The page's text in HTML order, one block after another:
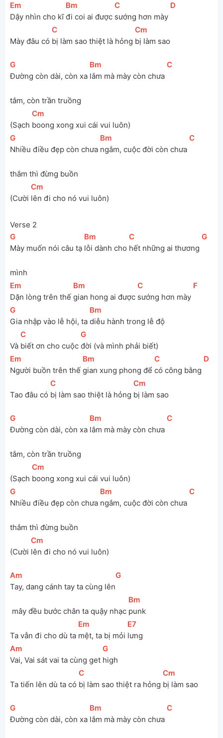
[Em
Dậy nhìn cho kĩ
[Bm
đi coi ai được
[
C
sướng hơn mày
[D
Mày đâu có
[
C
bị làm sao thiệt là hỏng
[
Cm
bị làm sao
[
G
Đường còn dài, còn xa
[Bm
lắm mà mày còn chưa
[
C
tắm, còn trần truồng
(Sạch
[
Cm
boong xong xui cái vui luôn)
[
G
Nhiều điều đẹp còn chưa
[Bm
ngắm, cuộc đời còn chưa
[
C
thắm thì đừng buồn
(Cười
[
Cm
lên đi cho nó vui luôn)
Verse 2
[
G
Mày muốn nói câu tạ
[Bm
lỗi dành cho
[
C
hết những ai thương
[
G
mình
[Em
Dặn lòng trên thế
[Bm
gian hong ai được
[
C
sướng hơn mày
[F
[
G
Gia nhập vào lễ hội, ta
[Bm
diễu hành trong lễ độ
Và
[
C
biết ơn cho cuộc
[
G
đời (và mình phải biết)
[Em
Người buồn trên thế
[Bm
gian xung phong để
[
C
có công bằng
[D
Tao đâu có
[
C
bị làm sao thiệt là hỏng
[
Cm
bị làm sao
[
G
Đường còn dài, còn xa
[Bm
lắm mà mày còn chưa
[
C
tắm, còn trần truồng
(Sạch
[
Cm
boong xong xui cái vui luôn)
[
G
Nhiều điều đẹp còn chưa
[Bm
ngắm, cuộc đời còn chưa
[
C
thắm thì đừng buồn
(Cười
[
Cm
lên đi cho nó vui luôn)
[
Am
Tay, dang cánh tay ta cùng lên
[
G
mây đều bước chân ta quậy nhạc
[Bm
punk
Ta vẫn đi cho dù ta
[Em
mệt, ta bị mỏi
[E7
lưng
[
Am
Vai, Vai sát vai ta cùng get
[
G
high
Ta tiến lên dù ta có
[
C
bị làm sao thiệt ra hỏng
[
Cm
bị làm sao
[
G
Đường còn dài, còn xa
[Bm
lắm mà mày còn chưa
[
C